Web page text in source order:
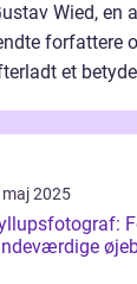
Wied, en
forfattere
et
2025